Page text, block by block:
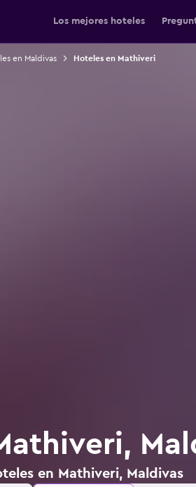
Los mejores hoteles
en Maldivas Hoteles en Mathiveri
en Mathiveri, Maldivas